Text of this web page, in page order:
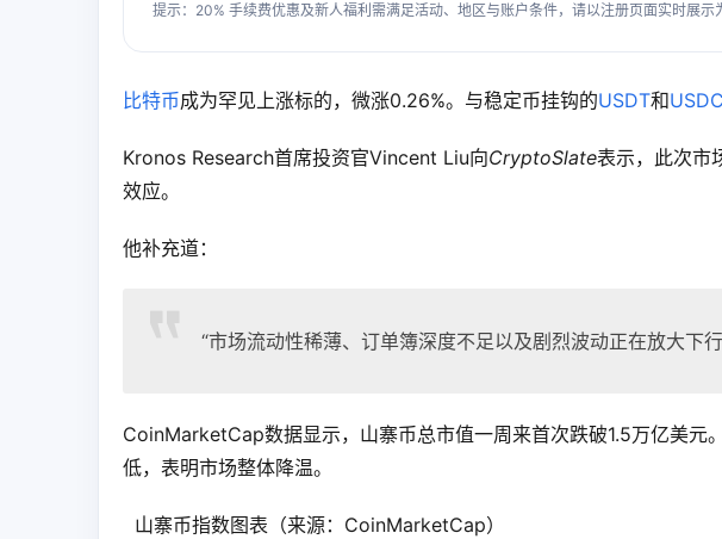
提示：20% 手续费优惠及新人福利需满足活动、地区与账户条件，请以注册页面实时展示
比特币成为罕见上涨标的，微涨0.26%。与稳定币挂钩的USDT和USDC
Kronos Research首席投资官Vincent Liu向CryptoSlate表示，此次市
效应。
他补充道：
“市场流动性稀薄、订单簿深度不足以及剧烈波动正在放大下
CoinMarketCap数据显示，山寨币总市值一周来首次跌破1.5万亿美元
低，表明市场整体降温。
  山寨币指数图表（来源：CoinMarketCap）